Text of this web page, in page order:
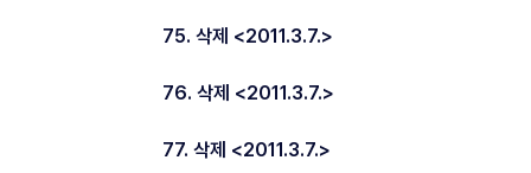
75. 삭제 <2011.3.7.>
76. 삭제 <2011.3.7.>
77. 삭제 <2011.3.7.>